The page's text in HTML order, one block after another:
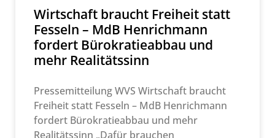
Wirtschaft braucht Freiheit statt
Fesseln – MdB Henrichmann
fordert Bürokratieabbau und
mehr Realitätssinn
Pressemitteilung WVS Wirtschaft braucht
Freiheit statt Fesseln – MdB Henrichmann
fordert Bürokratieabbau und mehr
Realitätssinn „Dafür brauchen